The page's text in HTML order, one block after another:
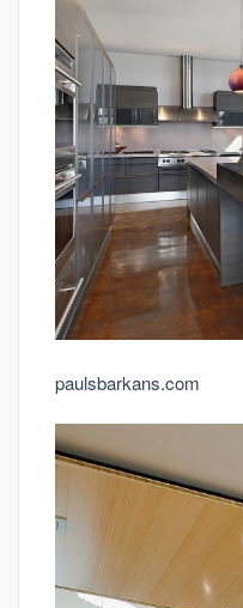
paulsbarkans.com